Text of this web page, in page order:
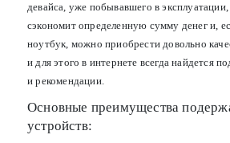
девайса, уже побывавшего в эксплуатации,
сэкономит определенную сумму денег и,
ноутбук, можно приобрести довольно
и для этого в интернете всегда найдется
и рекомендации.
Основные преимущества
устройств: